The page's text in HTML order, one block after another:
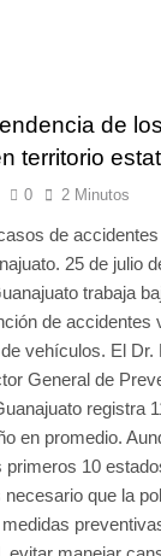
de los
territorio
0 2 Minutos
de
25 de julio
trabaja
de accidentes
vehículos. El Dr.
General de
registra
en promedio.
primeros 10
que la